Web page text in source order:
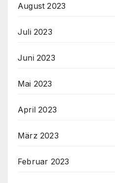
August 2023
Juli 2023
Juni 2023
Mai 2023
April 2023
März 2023
Februar 2023